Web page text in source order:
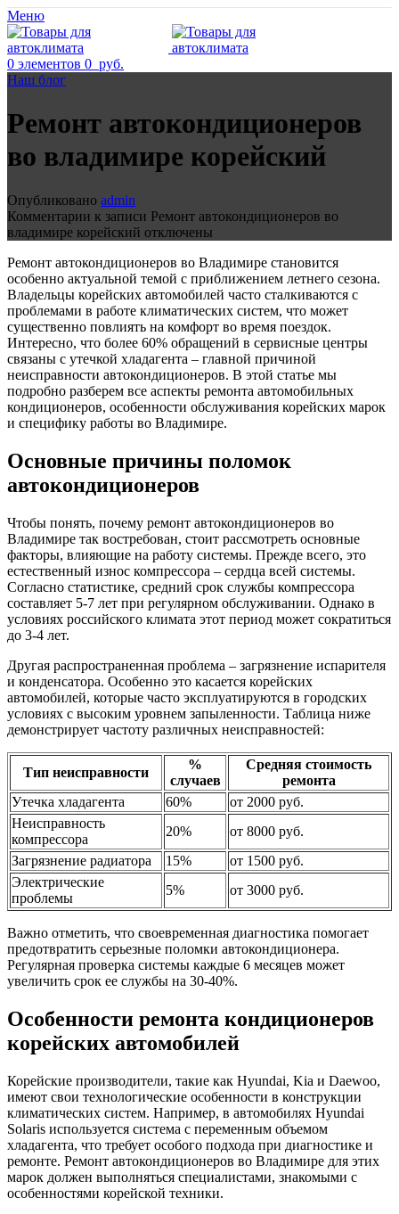
Меню
0 элементов 0 руб.
Наш блог
Ремонт автокондиционеров
во владимире корейский
Опубликовано admin
Комментарии к записи Ремонт автокондиционеров во
владимире корейский отключены
Ремонт автокондиционеров во Владимире становится
особенно актуальной темой с приближением летнего сезона.
Владельцы корейских автомобилей часто сталкиваются с
проблемами в работе климатических систем, что может
существенно повлиять на комфорт во время поездок.
Интересно, что более 60% обращений в сервисные центры
связаны с утечкой хладагента – главной причиной
неисправности автокондиционеров. В этой статье мы
подробно разберем все аспекты ремонта автомобильных
кондиционеров, особенности обслуживания корейских марок
и специфику работы во Владимире.
Основные причины поломок
автокондиционеров
Чтобы понять, почему ремонт автокондиционеров во
Владимире так востребован, стоит рассмотреть основные
факторы, влияющие на работу системы. Прежде всего, это
естественный износ компрессора – сердца всей системы.
Согласно статистике, средний срок службы компрессора
составляет 5-7 лет при регулярном обслуживании. Однако в
условиях российского климата этот период может сократиться
до 3-4 лет.
Другая распространенная проблема – загрязнение испарителя
и конденсатора. Особенно это касается корейских
автомобилей, которые часто эксплуатируются в городских
условиях с высоким уровнем запыленности. Таблица ниже
демонстрирует частоту различных неисправностей:
Тип неисправности
%
случаев
Средняя стоимость
ремонта
Утечка хладагента
60%
от 2000 руб.
Неисправность
компрессора
20%
от 8000 руб.
Загрязнение радиатора
15%
от 1500 руб.
Электрические
проблемы
5% от 3000 руб.
Важно отметить, что своевременная диагностика помогает
предотвратить серьезные поломки автокондиционера.
Регулярная проверка системы каждые 6 месяцев может
увеличить срок ее службы на 30-40%.
Особенности ремонта кондиционеров
корейских автомобилей
Корейские производители, такие как Hyundai, Kia и Daewoo,
имеют свои технологические особенности в конструкции
климатических систем. Например, в автомобилях Hyundai
Solaris используется система с переменным объемом
хладагента, что требует особого подхода при диагностике и
ремонте. Ремонт автокондиционеров во Владимире для этих
марок должен выполняться специалистами, знакомыми с
особенностями корейской техники.